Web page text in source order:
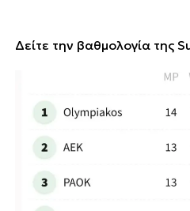
Δείτε την βαθμολογία της